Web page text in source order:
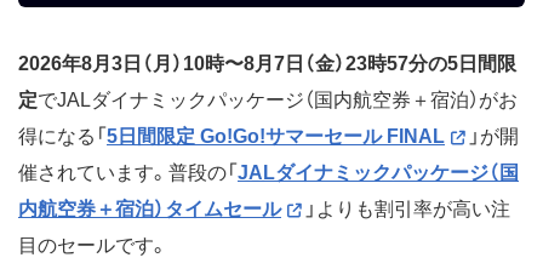
2026年8月3日（月）10時〜8月7日（金）23時57分の5日間限
定でJALダイナミックパッケージ（国内航空券＋宿泊）がお
得になる「 5日間限定 Go!Go!サマーセール FINAL
」が開
催されています。普段の「 JALダイナミックパッケージ（国
内航空券＋宿泊）タイムセール
」よりも割引率が高い注
目のセールです。